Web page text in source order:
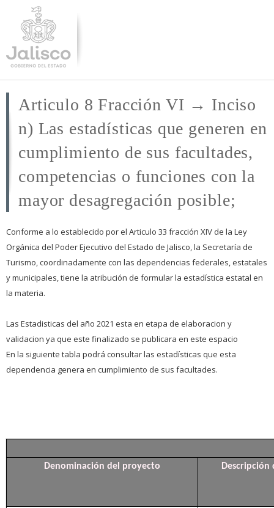
Articulo 8 Fracción VI → Inciso
n) Las estadísticas que generen en
cumplimiento de sus facultades,
competencias o funciones con la
mayor desagregación posible;
Conforme a lo establecido por el Articulo 33 fracción XIV de la Ley
Orgánica del Poder Ejecutivo del Estado de Jalisco, la Secretaría de
Turismo, coordinadamente con las dependencias federales, estatales
y municipales, tiene la atribución de formular la estadística estatal en
la materia.
Las Estadisticas del año 2021 esta en etapa de elaboracion y
validacion ya que este finalizado se publicara en este espacio
En la siguiente tabla podrá consultar las estadísticas que esta
dependencia genera en cumplimiento de sus facultades.
Denominación del proyecto Descripción